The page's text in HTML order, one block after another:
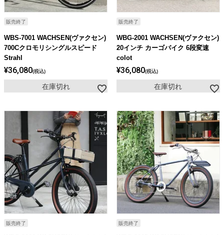
販売終了
WBS-7001 WACHSEN(ヴァクセン)
700Cクロモリシングルスピード
Strahl
¥36,080 税込
在庫切れ
販売終了
WBG-2001 WACHSEN(ヴァクセン)
20インチ カーゴバイク 6段変速
colot
¥36,080 税込
在庫切れ
販売終了 販売終了